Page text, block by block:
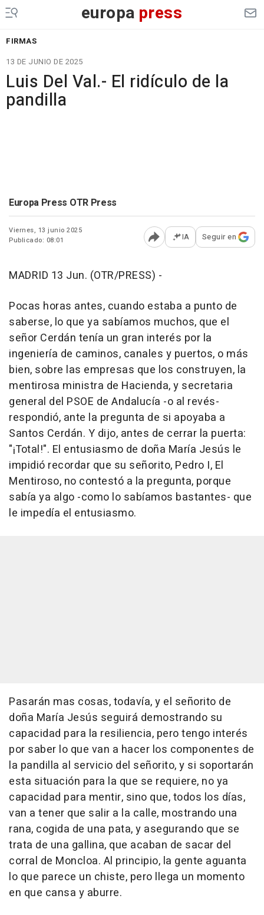
europa press
FIRMAS
13 DE JUNIO DE 2025
Luis Del Val.- El ridículo de la
pandilla
Europa Press OTR Press
Viernes, 13 junio 2025
Publicado: 08:01
Abrir opciones para
IA Seguir en
MADRID 13 Jun. (OTR/PRESS) -
Pocas horas antes, cuando estaba a punto de
saberse, lo que ya sabíamos muchos, que el
señor Cerdán tenía un gran interés por la
ingeniería de caminos, canales y puertos, o más
bien, sobre las empresas que los construyen, la
mentirosa ministra de Hacienda, y secretaria
general del PSOE de Andalucía -o al revés-
respondió, ante la pregunta de si apoyaba a
Santos Cerdán. Y dijo, antes de cerrar la puerta:
"¡Total!". El entusiasmo de doña María Jesús le
impidió recordar que su señorito, Pedro I, El
Mentiroso, no contestó a la pregunta, porque
sabía ya algo -como lo sabíamos bastantes- que
le impedía el entusiasmo.
Pasarán mas cosas, todavía, y el señorito de
doña María Jesús seguirá demostrando su
capacidad para la resiliencia, pero tengo interés
por saber lo que van a hacer los componentes de
la pandilla al servicio del señorito, y si soportarán
esta situación para la que se requiere, no ya
capacidad para mentir, sino que, todos los días,
van a tener que salir a la calle, mostrando una
rana, cogida de una pata, y asegurando que se
trata de una gallina, que acaban de sacar del
corral de Moncloa. Al principio, la gente aguanta
lo que parece un chiste, pero llega un momento
en que cansa y aburre.